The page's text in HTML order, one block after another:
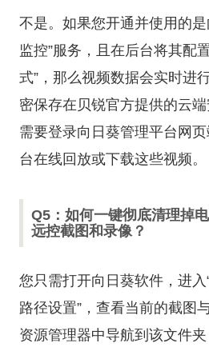
不是。如果您开通并使用的
监控”服务，且在后台将其配
式”，那么视频数据会实时进
密保存在贝锐官方提供的云
需要登录向日葵管理平台网页
台在线回放或下载这些视频。
Q5：如何一键彻底清理掉
远控截图和录像？
您只需打开向日葵软件，进
路径设置”，查看当前的截图
资源管理器中导航到该文件夹